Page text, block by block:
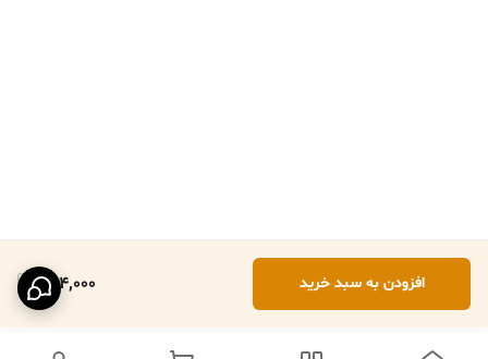
564,000 افزودن به سبد خرید